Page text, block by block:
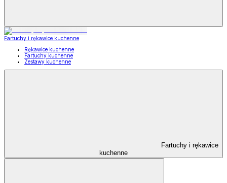
Fartuchy i rękawice kuchenne
Rękawice kuchenne
Fartuchy kuchenne
Zestawy kuchenne
Fartuchy i rękawice
kuchenne